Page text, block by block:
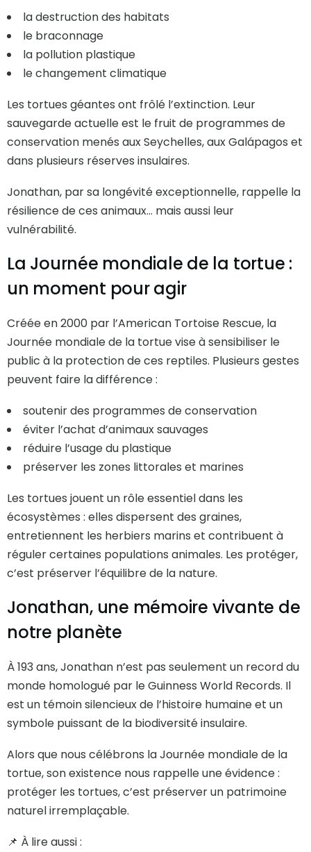
la destruction des habitats
le braconnage
la pollution plastique
le changement climatique
Les tortues géantes ont frôlé l’extinction. Leur
sauvegarde actuelle est le fruit de programmes de
conservation menés aux Seychelles, aux Galápagos et
dans plusieurs réserves insulaires.
Jonathan, par sa longévité exceptionnelle, rappelle la
résilience de ces animaux… mais aussi leur
vulnérabilité.
La Journée mondiale de la tortue :
un moment pour agir
Créée en 2000 par l’American Tortoise Rescue, la
Journée mondiale de la tortue vise à sensibiliser le
public à la protection de ces reptiles. Plusieurs gestes
peuvent faire la différence :
soutenir des programmes de conservation
éviter l’achat d’animaux sauvages
réduire l’usage du plastique
préserver les zones littorales et marines
Les tortues jouent un rôle essentiel dans les
écosystèmes : elles dispersent des graines,
entretiennent les herbiers marins et contribuent à
réguler certaines populations animales. Les protéger,
c’est préserver l’équilibre de la nature.
Jonathan, une mémoire vivante de
notre planète
À 193 ans, Jonathan n’est pas seulement un record du
monde homologué par le Guinness World Records. Il
est un témoin silencieux de l’histoire humaine et un
symbole puissant de la biodiversité insulaire.
Alors que nous célébrons la Journée mondiale de la
tortue, son existence nous rappelle une évidence :
protéger les tortues, c’est préserver un patrimoine
naturel irremplaçable.
📌 À lire aussi :